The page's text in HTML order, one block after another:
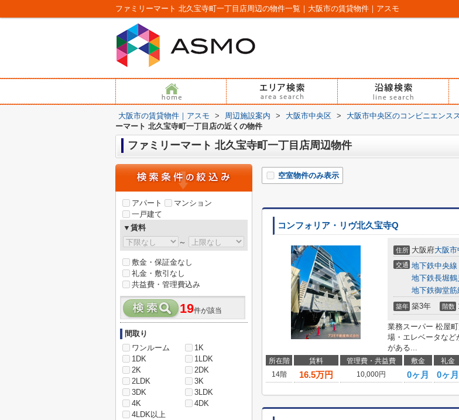
ファミリーマート 北久宝寺町一丁目店周辺の物件一覧｜大阪市の賃貸物件｜アスモ
大阪市の賃貸物件｜アスモ > 周辺施設案内 > 大阪市中央区 > 大阪市中央区のコンビニエンス
ーマート 北久宝寺町一丁目店の近くの物件
ファミリーマート 北久宝寺町一丁目店周辺物件
空室物件のみ表示
コンフォリア・リヴ北久宝寺Q
住所 大阪府大阪
交通 地下鉄中央線
地下鉄長堀鶴
地下鉄御堂筋
築年 築3年 階数
業務スーパー 松屋
場・エレベータなど
がある...
所在階 賃料 管理費・共益費 敷金 礼金
14階
16.5万円 10,000円 0ヶ月 0ヶ月
アパート
マンション
一戸建て
▼賃料
～
敷金・保証金なし
礼金・敷引なし
共益費・管理費込み
19件が該当
間取り
ワンルーム
1K
1DK
1LDK
2K
2DK
2LDK
3K
3DK
3LDK
4K
4DK
4LDK以上